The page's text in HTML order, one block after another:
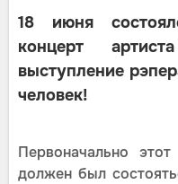
18 июня
концерт
выступление
человек!
Первоначально
должен был